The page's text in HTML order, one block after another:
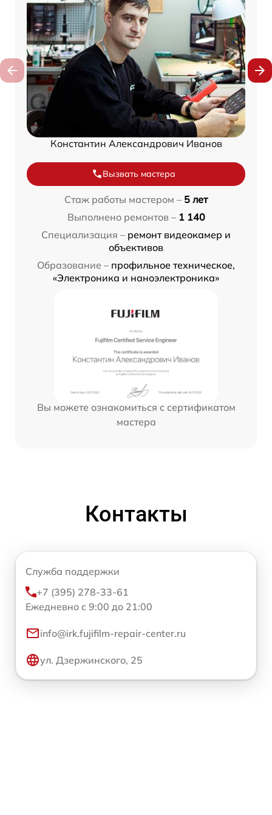
Константин Александрович Иванов
Вызвать мастера
Стаж работы мастером – 5 лет
Выполнено ремонтов – 1 140
Специализация – ремонт видеокамер и
объективов
Образование – профильное техническое,
«Электроника и наноэлектроника»
Вы можете ознакомиться с сертификатом
мастера
Контакты
Служба поддержки
+7 (395) 278-33-61
Ежедневно с 9:00 до 21:00
info@irk.fujifilm-repair-center.ru
ул. Дзержинского, 25